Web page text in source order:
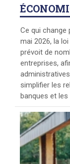
Ce qui change
mai 2026, la
prévoit de
entreprises,
simplifier les
banques et les